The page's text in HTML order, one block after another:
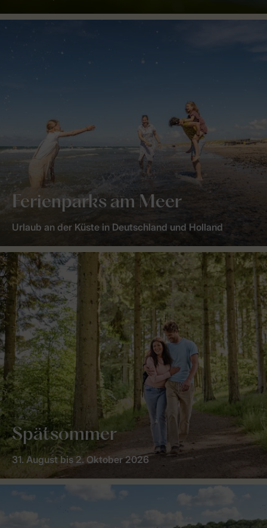
Ferienparks am Meer
Urlaub an der Küste in Deutschland und Holland
Spätsommer
31. August bis 2. Oktober 2026